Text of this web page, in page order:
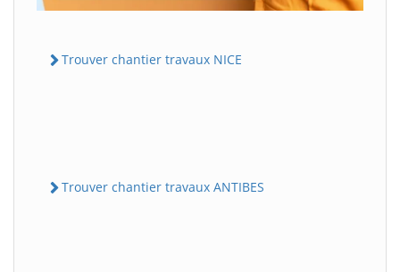
Trouver chantier travaux NICE
Trouver chantier travaux ANTIBES